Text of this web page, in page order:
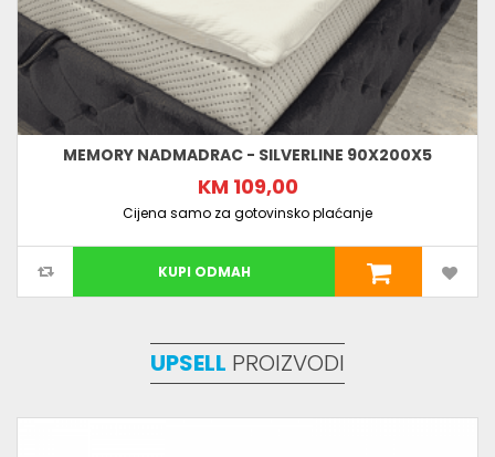
MEMORY NADMADRAC - SILVERLINE 90X200X5
KM 109,00
Cijena samo za gotovinsko plaćanje
KUPI ODMAH
UPSELL PROIZVODI